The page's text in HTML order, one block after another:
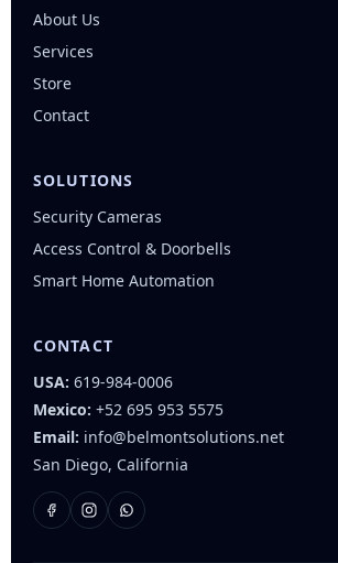
About Us
Services
Store
Contact
SOLUTIONS
Security Cameras
Access Control & Doorbells
Smart Home Automation
CONTACT
USA: 619-984-0006
Mexico: +52 695 953 5575
Email: info@belmontsolutions.net
San Diego, California